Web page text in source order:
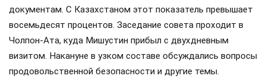
документам. С Казахстаном этот показатель превышает
восемьдесят процентов. Заседание совета проходит в
Чолпон-Ата, куда Мишустин прибыл с двухдневным
визитом. Накануне в узком составе обсуждались вопросы
продовольственной безопасности и другие темы.